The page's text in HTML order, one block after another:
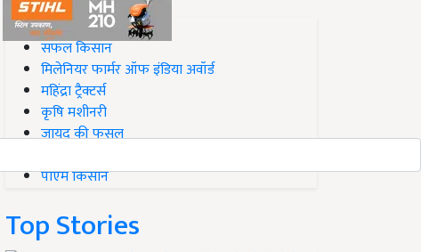
#Top on Krishi Jagran
सफल किसान
मिलेनियर फार्मर ऑफ इंडिया अवॉर्ड
महिंद्रा ट्रैक्टर्स
कृषि मशीनरी
जायद की फसल
पीएम किसान
Top Stories